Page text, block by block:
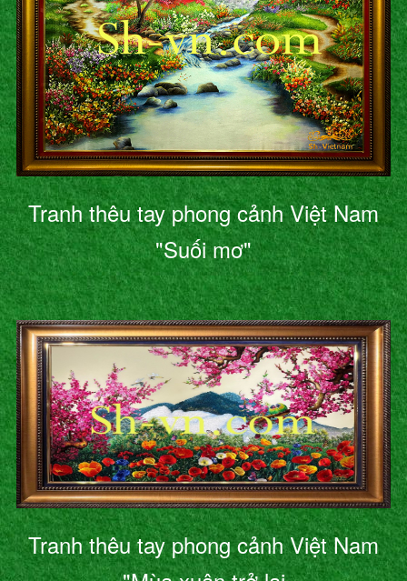
Tranh thêu tay phong cảnh Việt Nam
"Suối mơ"
Tranh thêu tay phong cảnh Việt Nam